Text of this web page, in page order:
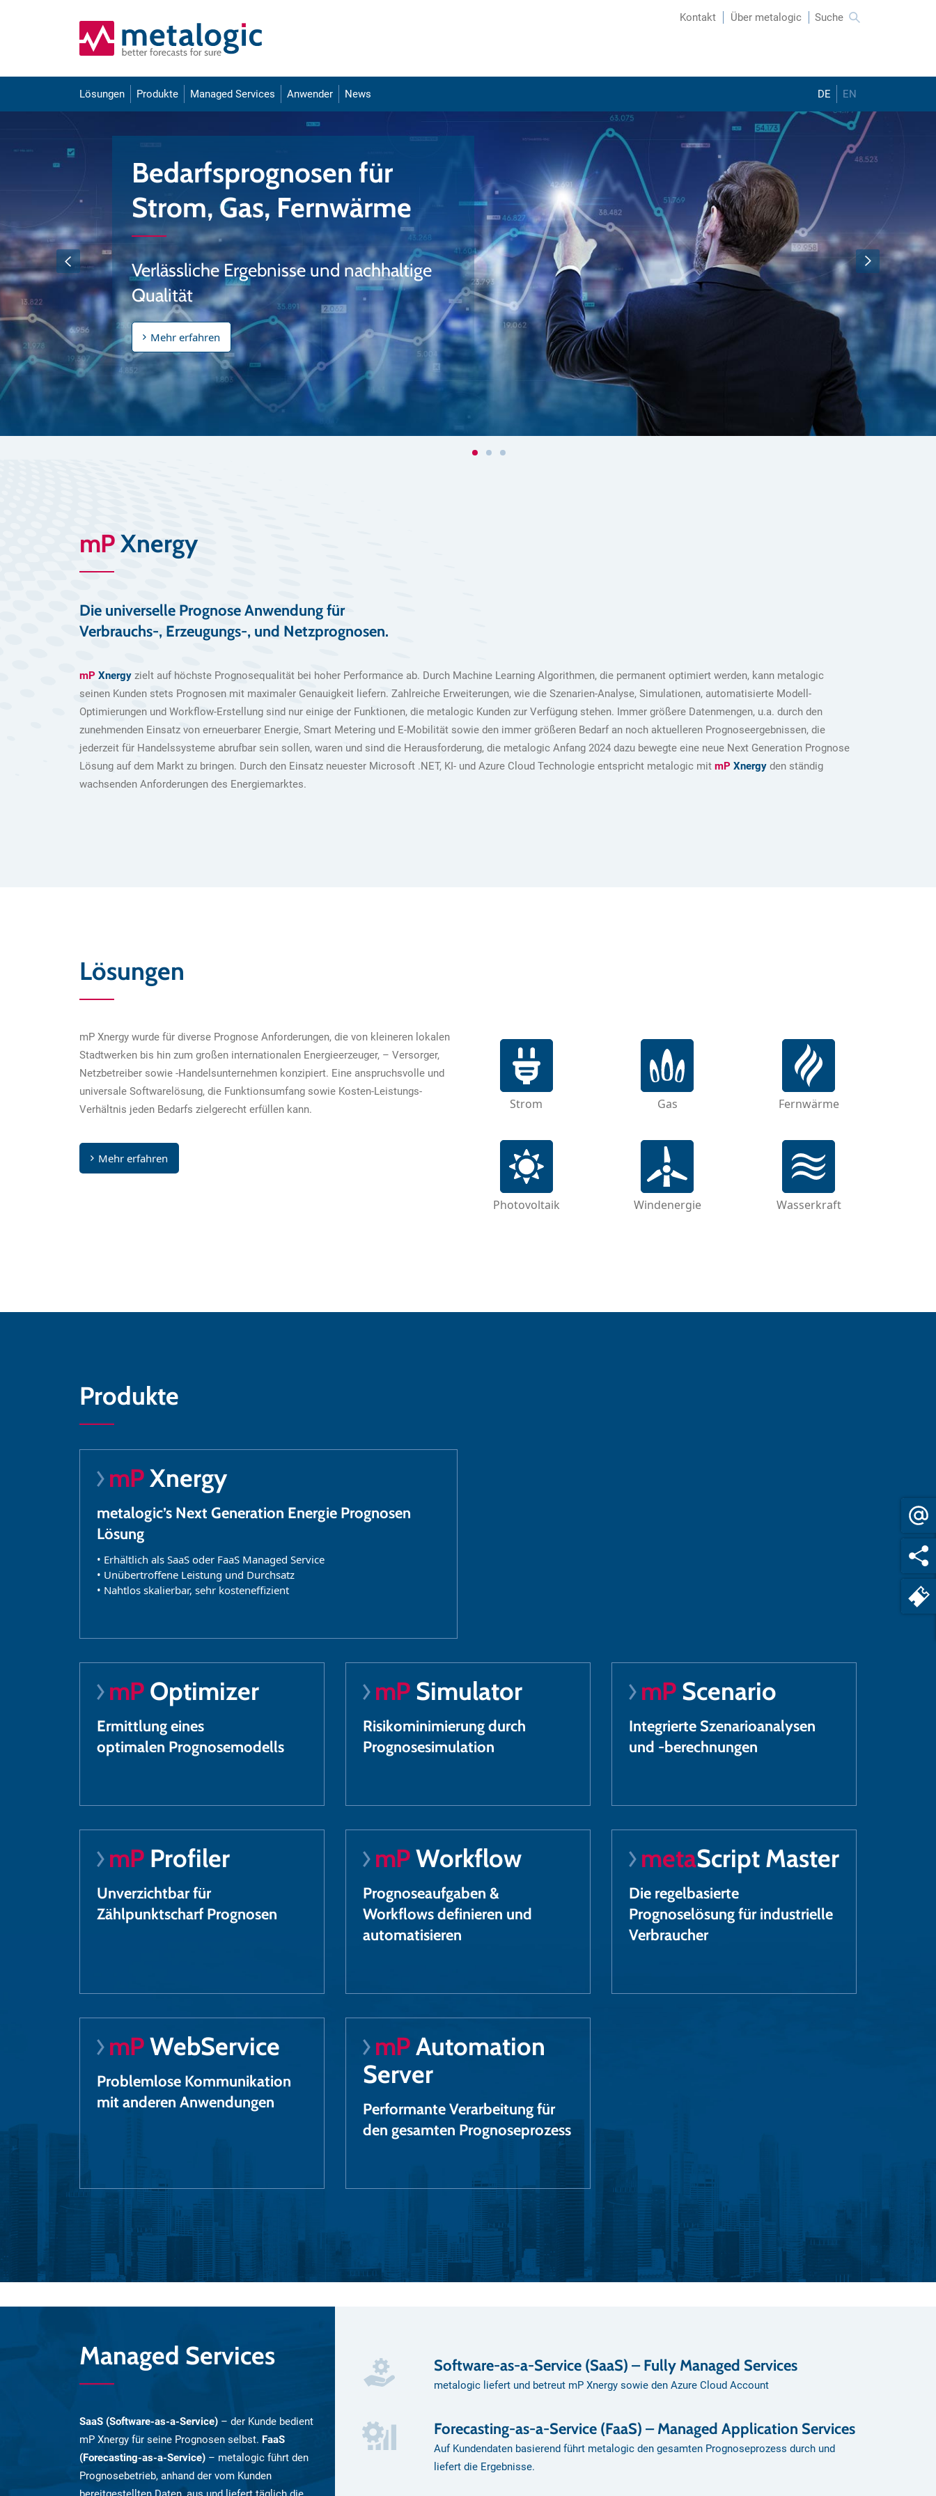
Kontakt Über metalogic Suchen
Lösungen Produkte Managed Services Anwender News DE EN
Bedarfsprognosen für
Strom, Gas, Fernwärme
Verlässliche Ergebnisse und nachhaltige
Qualität
Mehr erfahren
mPXnergy
Die universelle Prognose Anwendung für
Verbrauchs-, Erzeugungs-, und Netzprognosen.
mP Xnergy zielt auf höchste Prognosequalität bei hoher Performance ab. Durch Machine Learning Algorithmen, die permanent optimiert werden, kann metalogic
seinen Kunden stets Prognosen mit maximaler Genauigkeit liefern. Zahlreiche Erweiterungen, wie die Szenarien-Analyse, Simulationen, automatisierte Modell-
Optimierungen und Workflow-Erstellung sind nur einige der Funktionen, die metalogic Kunden zur Verfügung stehen. Immer größere Datenmengen, u.a. durch den
zunehmenden Einsatz von erneuerbarer Energie, Smart Metering und E-Mobilität sowie den immer größeren Bedarf an noch aktuelleren Prognoseergebnissen, die
jederzeit für Handelssysteme abrufbar sein sollen, waren und sind die Herausforderung, die metalogic Anfang 2024 dazu bewegte eine neue Next Generation Prognose
Lösung auf dem Markt zu bringen. Durch den Einsatz neuester Microsoft .NET, KI- und Azure Cloud Technologie entspricht metalogic mit mP Xnergy den ständig
wachsenden Anforderungen des Energiemarktes.
Lösungen
mP Xnergy wurde für diverse Prognose Anforderungen, die von kleineren lokalen
Stadtwerken bis hin zum großen internationalen Energieerzeuger, – Versorger,
Netzbetreiber sowie -Handelsunternehmen konzipiert. Eine anspruchsvolle und
universale Softwarelösung, die Funktionsumfang sowie Kosten-Leistungs-
Verhältnis jeden Bedarfs zielgerecht erfüllen kann.
Mehr erfahren
Strom Gas Fernwärme
Photovoltaik Windenergie Wasserkraft
Produkte
mPXnergy
metalogic’s Next Generation Energie Prognosen
Lösung
• Erhältlich als SaaS oder FaaS Managed Service
• Unübertroffene Leistung und Durchsatz
• Nahtlos skalierbar, sehr kosteneffizient
mP Optimizer
Ermittlung eines
optimalen Prognosemodells
mP Simulator
Risikominimierung durch
Prognosesimulation
mP Scenario
Integrierte Szenarioanalysen
und -berechnungen
mP Profiler
Unverzichtbar für
Zählpunktscharf Prognosen
mPWorkflow
Prognoseaufgaben &
Workflows definieren und
automatisieren
metaScript Master
Die regelbasierte
Prognoselösung für industrielle
Verbraucher
mPWebService
Problemlose Kommunikation
mit anderen Anwendungen
mPAutomation
Server
Performante Verarbeitung für
den gesamten Prognoseprozess
Managed Services
SaaS (Software-as-a-Service) – der Kunde bedient
mP Xnergy für seine Prognosen selbst. FaaS
(Forecasting-as-a-Service) – metalogic führt den
Prognosebetrieb, anhand der vom Kunden
Software-as-a-Service (SaaS) – Fully Managed Services
metalogic liefert und betreut mP Xnergy sowie den Azure Cloud Account
Forecasting-as-a-Service (FaaS) – Managed Application Services
Auf Kundendaten basierend führt metalogic den gesamten Prognoseprozess durch und
liefert die Ergebnisse.